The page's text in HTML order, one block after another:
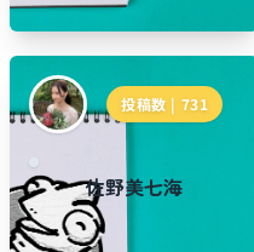
投稿数 | 731
佐野美七海